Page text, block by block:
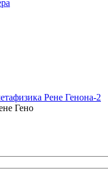
Рене Генона-2
Гено